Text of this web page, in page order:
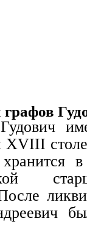
графов
XVIII